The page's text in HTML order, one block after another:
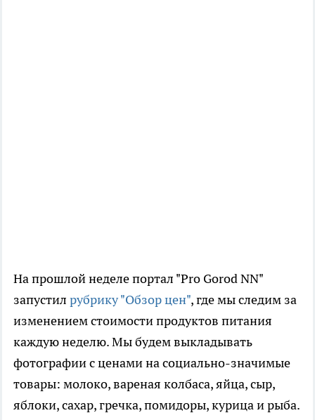
На прошлой неделе портал "Pro Gorod NN"
запустил рубрику "Обзор цен", где мы следим за
изменением стоимости продуктов питания
каждую неделю. Мы будем выкладывать
фотографии с ценами на социально-значимые
товары: молоко, вареная колбаса, яйца, сыр,
яблоки, сахар, гречка, помидоры, курица и рыба.